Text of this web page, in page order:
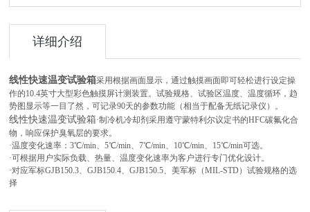
详细介绍
线性快速温变试验箱采用根据画面显示，通过触摸画面即可轻松进行设定操
作的10.4英寸大型彩色触摸屏计测装置。试验规格、试验区温度、温度循环，趋
势图显示等一目了然，可记录90天的参数功能（相当于配备无纸记录仪）。
线性快速温变试验箱·制冷机冷却剂采用遵守蒙特利尔议定书的HFC碳氟化合
物，响应保护臭氧层的要求。
·温度变化速率：3℃/min、5℃/min、7℃/min、10℃/min、15℃/min可选。
·可根据用户实际负载、热量、温度变化速率为客户进行专门优化设计。
·对应军标GJB150.3、GJB150.4、GJB150.5、美军标（MIL-STD）试验规格的选
择